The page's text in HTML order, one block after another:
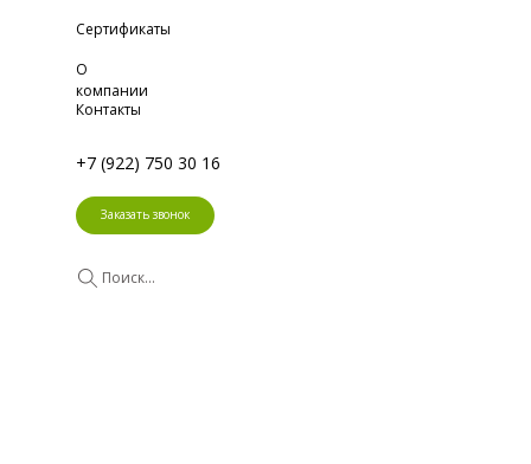
Заказать звонок
+7 (922) 750 30 16
Сертификаты
О
компании
Контакты
Поиск...